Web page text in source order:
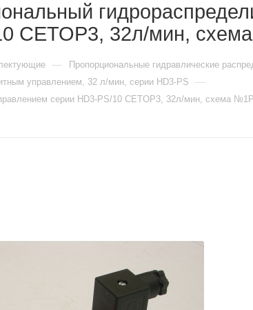
CETOP3, 32л/мин,
— Пропорциональные гидравлические
управлением, 32 л/мин, серии HD3-PS —
серии HD3-PS/10 CETOP3, 32л/мин, схема